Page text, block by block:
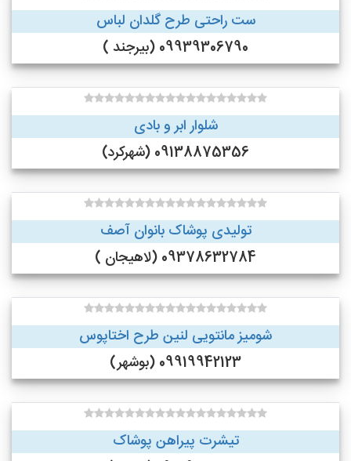
ست راحتی طرح گلدان لباس
09939306790 (بیرجند )
شلوار ابر و بادی
09138875356 (شهرکرد)
تولیدی پوشاک بانوان آصف
09378632784 (لاهیجان )
شومیز مانتویی لنین طرح اختاپوس
09919942123 (بوشهر)
تیشرت پیراهن پوشاک